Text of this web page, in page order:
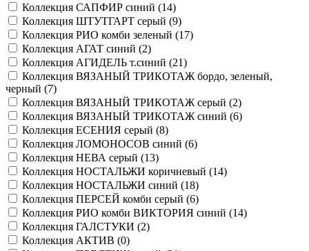
Коллекция САПФИР синий (14)
Коллекция ШТУТГАРТ серый (9)
Коллекция РИО комби зеленый (17)
Коллекция АГАТ синий (2)
Коллекция АГИДЕЛЬ т.синий (21)
Коллекция ВЯЗАНЫЙ ТРИКОТАЖ бордо, зеленый,
черный (7)
Коллекция ВЯЗАНЫЙ ТРИКОТАЖ серый (2)
Коллекция ВЯЗАНЫЙ ТРИКОТАЖ синий (6)
Коллекция ЕСЕНИЯ серый (8)
Коллекция ЛОМОНОСОВ синий (6)
Коллекция НЕВА серый (13)
Коллекция НОСТАЛЬЖИ коричневый (14)
Коллекция НОСТАЛЬЖИ синий (18)
Коллекция ПЕРСЕЙ комби серый (6)
Коллекция РИО комби ВИКТОРИЯ синий (14)
Коллекция ГАЛСТУКИ (2)
Коллекция АКТИВ (0)